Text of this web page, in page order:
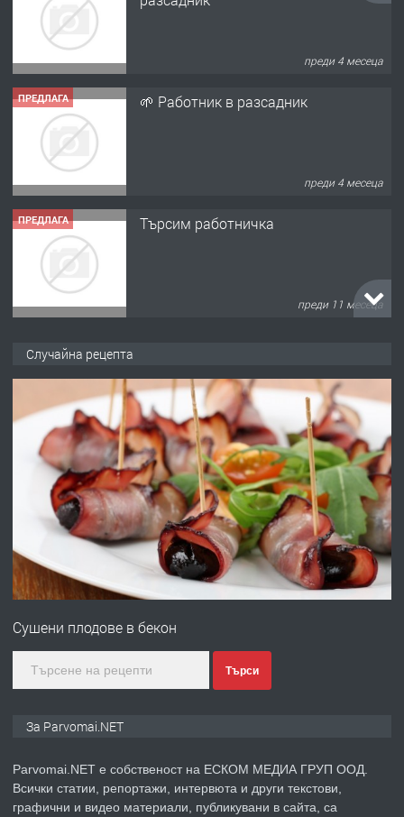
ПРЕДЛАГА 🌱 Работник в разсадник
ПРЕДЛАГА Търсим работничка
преди 11 месеца
преди 1 година
ПРЕДЛАГА Работа за общи работници
преди 1 година
ПРЕДЛАГА
Първи поход "По стъпките на Ангел
Войвода"
преди 1 година
Случайна рецепта
Сушени плодове в бекон
Търси
За Parvomai.NET
Parvomai.NET е собственост на ЕСКОМ МЕДИА ГРУП ООД.
Всички статии, репортажи, интервюта и други текстови,
графични и видео материали, публикувани в сайта, са